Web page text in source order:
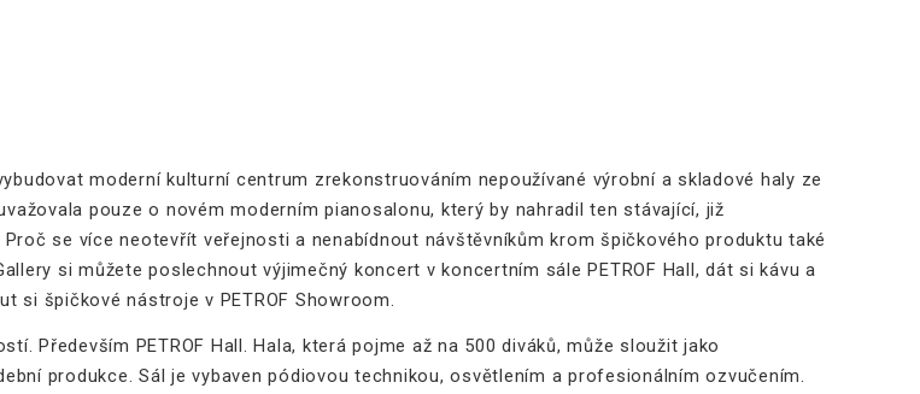
moderní kulturní centrum zrekonstruováním nepoužívané výrobní a skladové haly ze
pouze o novém moderním pianosalonu, který by nahradil ten stávající, již
se více neotevřít veřejnosti a nenabídnout návštěvníkům krom špičkového produktu také
si můžete poslechnout výjimečný koncert v koncertním sále PETROF Hall, dát si kávu a
si špičkové nástroje v PETROF Showroom.
Především PETROF Hall. Hala, která pojme až na 500 diváků, může sloužit jako
produkce. Sál je vybaven pódiovou technikou, osvětlením a profesionálním ozvučením.